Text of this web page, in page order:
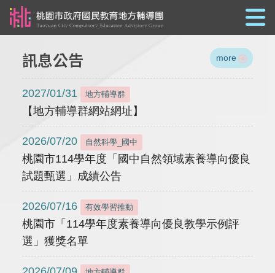
訊息公告 more
2027/01/31 地方輔導群
【地方輔導群網站網址】
2026/07/20 自然科學_國中
桃園市114學年度「國中自然領域素養導向優良
試題甄選」成績公告
2026/07/16 有效學習推動
桃園市「114學年度素養導向優良教學示例評
選」獲獎名單